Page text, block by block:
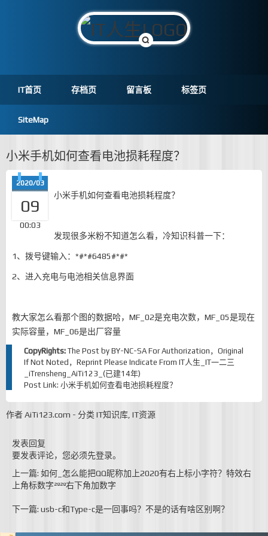
IT首页 存档页 留言板 标签页
SiteMap
小米手机如何查看电池损耗程度？
2020/03
09
00:03
小米手机如何查看电池损耗程度？
发现很多米粉不知道怎么看，冷知识科普一下：
1、拨号键输入：*#*#6485#*#*
2、进入充电与电池相关信息界面
教大家怎么看那个图的数据哈，MF_02是充电次数，MF_05是现在
实际容量，MF_06是出厂容量
CopyRights: The Post by BY-NC-SA For Authorization，Original
If Not Noted，Reprint Please Indicate From IT人生_IT一二三
_iTrensheng_AiTi123_(已建14年)
Post Link: 小米手机如何查看电池损耗程度？
作者AiTi123.com - 分类 IT知识库 IT资源
发表回复
要发表评论，您必须先登录。
上一篇: 如何_怎么能把QQ昵称加上2020有右上标小字符？特效右
上角标数字²º²º右下角加数字
下一篇: usb-c和Type-c是一回事吗？不是的话有啥区别啊？